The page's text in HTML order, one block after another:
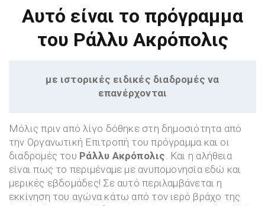
Αυτό είναι το πρόγραμμα
του Ράλλυ Ακρόπολις
με ιστορικές ειδικές διαδρομές να
επανέρχονται
Μόλις πριν από λίγο δόθηκε στη δημοσιότητα από
την Οργανωτική Επιτροπή του πρόγραμμα και οι
διαδρομές του Ράλλυ Ακρόπολις . Και η αλήθεια
είναι πως το περιμέναμε με ανυπομονησία εδώ και
μερικές εβδομάδες! Σε αυτό περιλαμβάνεται η
εκκίνηση του αγώνα κάτω από τον ιερό βράχο της